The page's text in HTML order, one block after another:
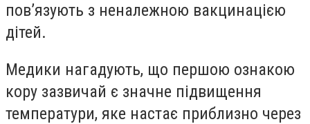
пов’язують з неналежною вакцинацією
дітей.
Медики нагадують, що першою ознакою
кору зазвичай є значне підвищення
температури, яке настає приблизно через